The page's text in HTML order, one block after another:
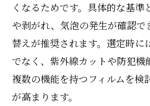
くなるためです。具体的な基準
や剥がれ、気泡の発生が確認で
替えが推奨されます。選定時に
でなく、紫外線カットや防犯機
複数の機能を持つフィルムを検
が高まります。